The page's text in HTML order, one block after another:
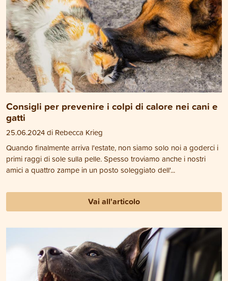
Consigli per prevenire i colpi di calore nei cani e
gatti
25.06.2024 di Rebecca Krieg
Quando finalmente arriva l'estate, non siamo solo noi a goderci i
primi raggi di sole sulla pelle. Spesso troviamo anche i nostri
amici a quattro zampe in un posto soleggiato dell'...
Vai all'articolo